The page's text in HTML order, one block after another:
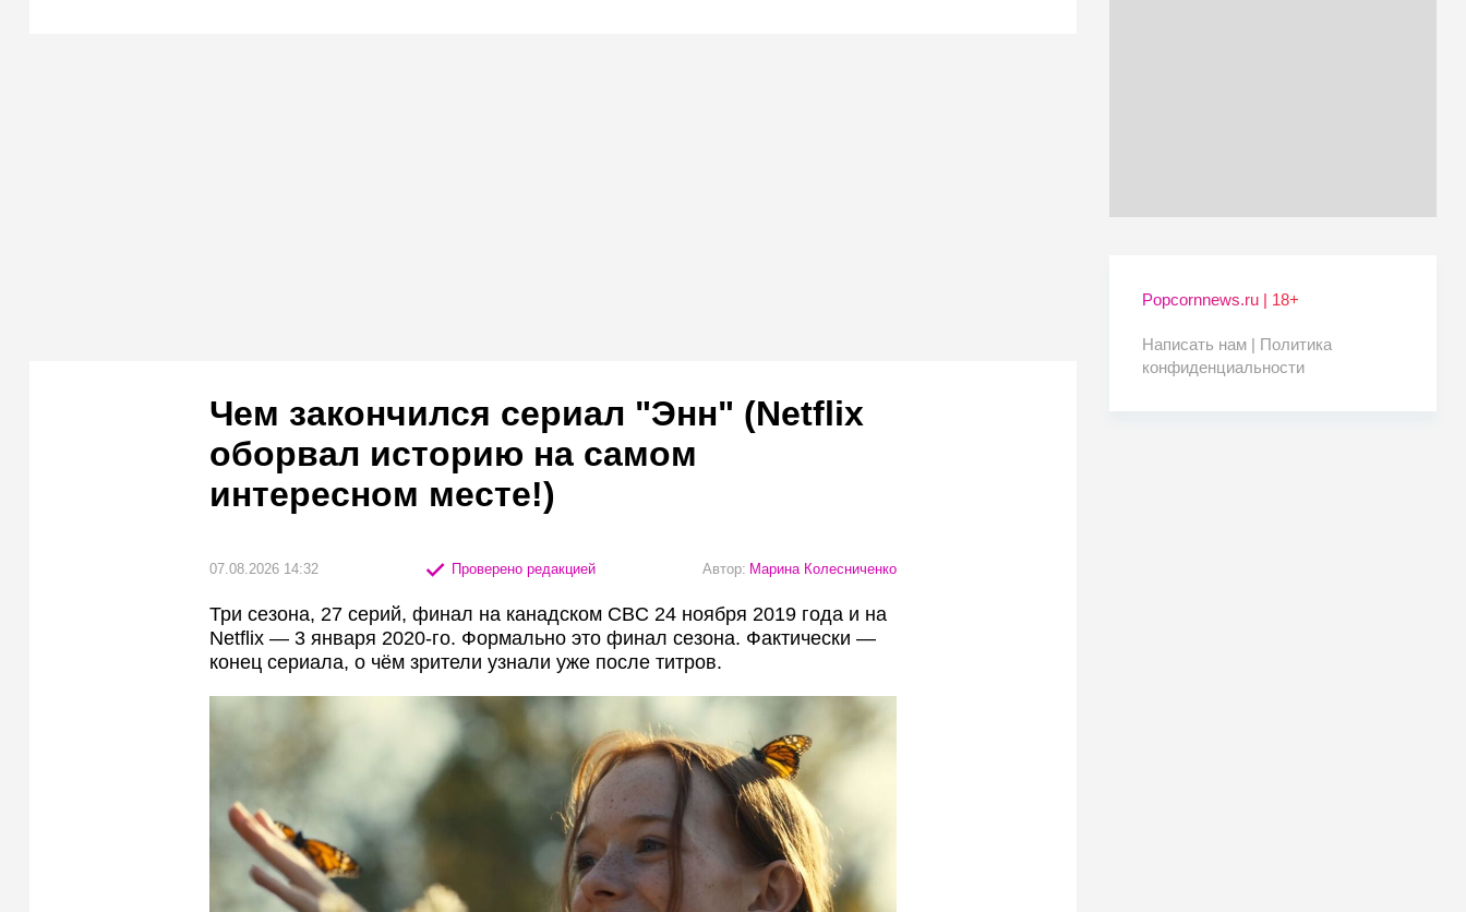
Чем закончился сериал "Энн" (Netflix
оборвал историю на самом
интересном месте!)
07.08.2026 14:32 Проверено редакцией Автор: Марина Колесниченко
Три сезона, 27 серий, финал на канадском CBC 24 ноября 2019 года и на
Netflix — 3 января 2020-го. Формально это финал сезона. Фактически —
конец сериала, о чём зрители узнали уже после титров.
Popcornnews.ru | 18+
Написать нам | Политика
конфиденциальности